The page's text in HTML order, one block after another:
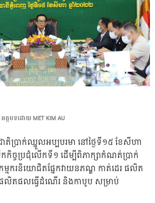
អត្ថបទដោយ MET KIM AU
ាតិប្រាក់ឈ្នួលអប្បបរមា នៅថ្ងៃទី១៥ ខែសីហា
កកិច្ចប្រជុំលើកទី១ ដើម្បីពិភាក្សាកំណត់ប្រាក់
មករនិយោជិតផ្នែកវាយនភណ្ឌ កាត់ដេរ ផលិត
តផលធ្វើដំណើរ និងកាបូប សម្រាប់